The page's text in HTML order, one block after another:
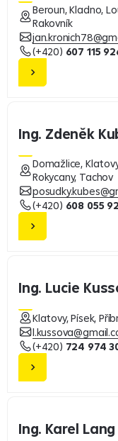
Beroun, Kladno,
Rakovník
(+420) 607 115
Ing. Zdeněk
Domažlice,
Rokycany, Tachov
(+420) 608 055
Ing. Lucie
Klatovy, Písek,
(+420) 724 974
Ing. Karel Lang